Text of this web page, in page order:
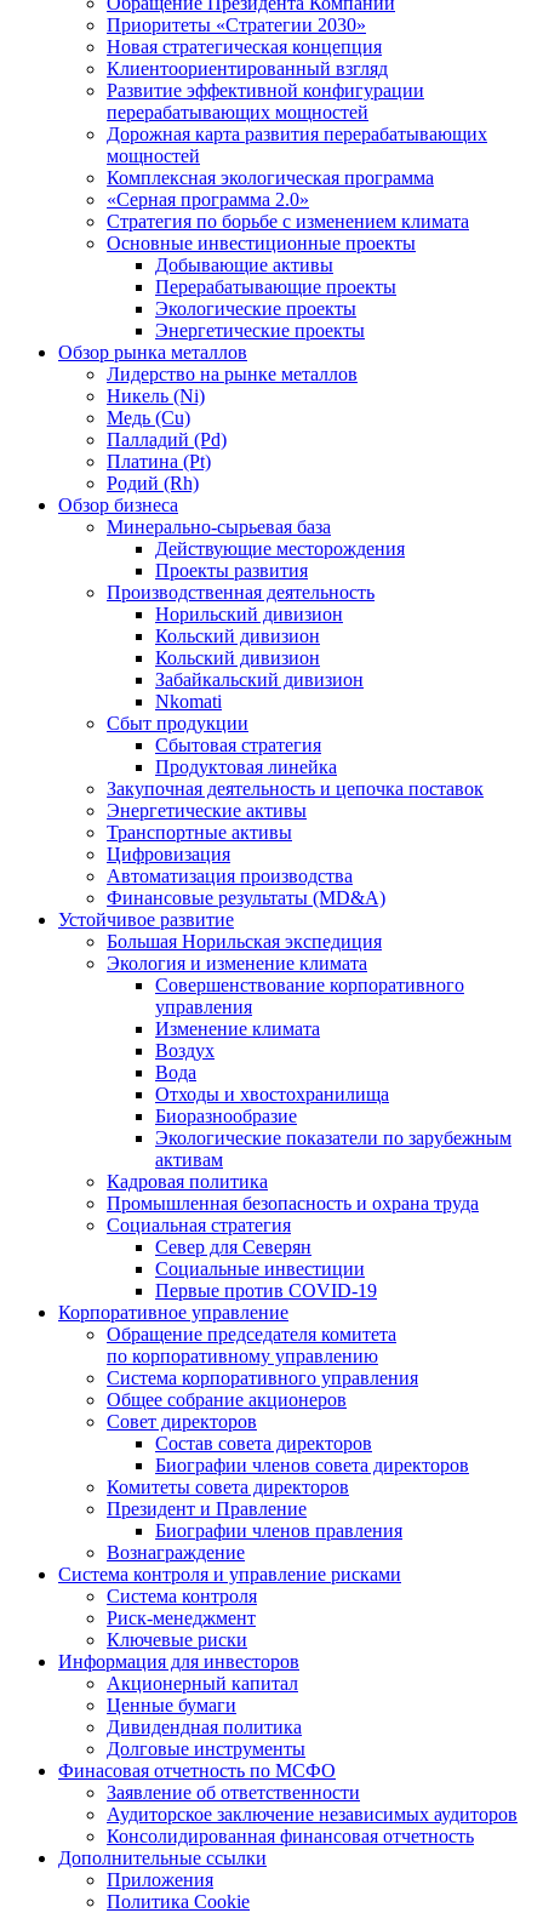
Приоритеты «Стратегии 2030»
Новая стратегическая концепция
Клиентоориентированный взгляд
Развитие эффективной конфигурации
перерабатывающих мощностей
Дорожная карта развития перерабатывающих
мощностей
Комплексная экологическая программа
«Серная программа 2.0»
Стратегия по борьбе с изменением климата
Основные инвестиционные проекты
Добывающие активы
Перерабатывающие проекты
Экологические проекты
Энергетические проекты
Обзор рынка металлов
Лидерство на рынке металлов
Никель (Ni)
Медь (Cu)
Палладий (Pd)
Платина (Pt)
Родий (Rh)
Обзор бизнеса
Минерально-сырьевая база
Действующие месторождения
Проекты развития
Производственная деятельность
Норильский дивизион
Кольский дивизион
Кольский дивизион
Забайкальский дивизион
Nkomati
Сбыт продукции
Сбытовая стратегия
Продуктовая линейка
Закупочная деятельность и цепочка поставок
Энергетические активы
Транспортные активы
Цифровизация
Автоматизация производства
Финансовые результаты (MD&A)
Устойчивое развитие
Большая Норильская экспедиция
Экология и изменение климата
Совершенствование корпоративного
управления
Изменение климата
Воздух
Вода
Отходы и хвостохранилища
Биоразнообразие
Экологические показатели по зарубежным
активам
Кадровая политика
Промышленная безопасность и охрана труда
Социальная стратегия
Север для Северян
Социальные инвестиции
Первые против COVID‑19
Корпоративное управление
Обращение председателя комитета
по корпоративному управлению
Система корпоративного управления
Общее собрание акционеров
Совет директоров
Состав совета директоров
Биографии членов совета директоров
Комитеты совета директоров
Президент и Правление
Биографии членов правления
Вознаграждение
Система контроля и управление рисками
Система контроля
Риск-менеджмент
Ключевые риски
Информация для инвесторов
Акционерный капитал
Ценные бумаги
Дивидендная политика
Долговые инструменты
Финасовая отчетность по МСФО
Заявление об ответственности
Аудиторское заключение независимых аудиторов
Консолидированная финансовая отчетность
Дополнительные ссылки
Приложения
Политика Cookie